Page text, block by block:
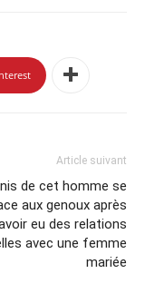
Article suivant
de cet homme se
aux genoux après
eu des relations
avec une femme
mariée